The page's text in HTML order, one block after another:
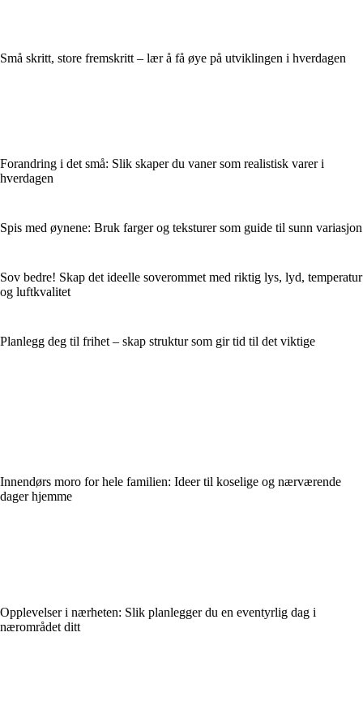
Små skritt, store fremskritt – lær å få øye på utviklingen i hverdagen
Forandring i det små: Slik skaper du vaner som realistisk varer i
hverdagen
Spis med øynene: Bruk farger og teksturer som guide til sunn variasjon
Sov bedre! Skap det ideelle soverommet med riktig lys, lyd, temperatur
og luftkvalitet
Planlegg deg til frihet – skap struktur som gir tid til det viktige
Innendørs moro for hele familien: Ideer til koselige og nærværende
dager hjemme
Opplevelser i nærheten: Slik planlegger du en eventyrlig dag i
nærområdet ditt